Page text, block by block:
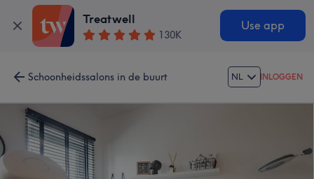
Treatwell
130K
Use app
Schoonheidssalons in de buurt NL INLOGGEN